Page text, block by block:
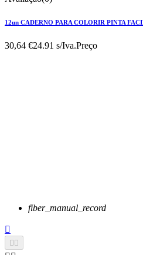
12un CADERNO PARA COLORIR PINTA
30,64 €24.91 s/Iva.Preço
fiber_manual_record

 